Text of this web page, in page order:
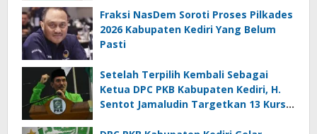
Fraksi NasDem Soroti Proses Pilkades
2026 Kabupaten Kediri Yang Belum
Pasti
Setelah Terpilih Kembali Sebagai
Ketua DPC PKB Kabupaten Kediri, H.
Sentot Jamaludin Targetkan 13 Kursi